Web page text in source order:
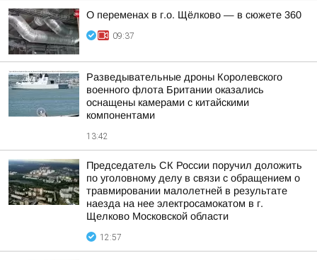
О переменах в г.о. Щёлково — в сюжете 360
09:37
Разведывательные дроны Королевского
военного флота Британии оказались
оснащены камерами с китайскими
компонентами
13:42
Председатель СК России поручил доложить
по уголовному делу в связи с обращением о
травмировании малолетней в результате
наезда на нее электросамокатом в г.
Щелково Московской области
12:57